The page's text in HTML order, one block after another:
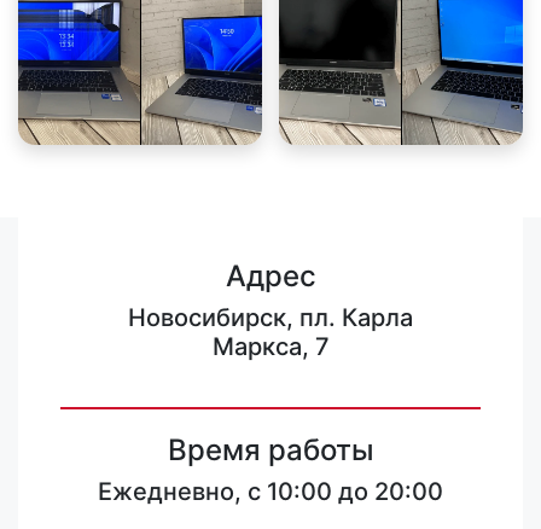
Адрес
Новосибирск, пл. Карла
Маркса, 7
Время работы
Ежедневно, с 10:00 до 20:00